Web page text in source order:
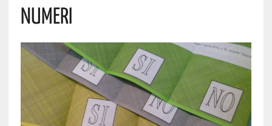
NUMERI